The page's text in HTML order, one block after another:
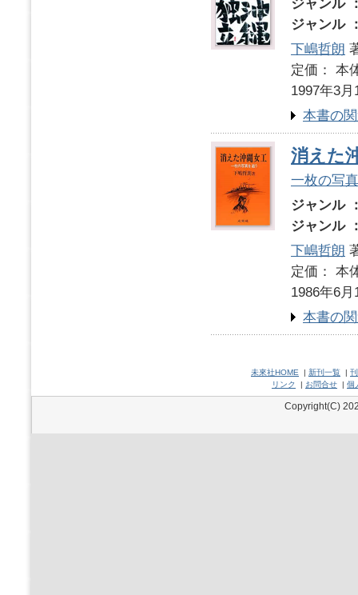
ジャンル
ジャンル
下嶋哲朗
定価：
1997年3月
本書の
消えた
一枚の写
ジャンル
ジャンル
下嶋哲朗
定価：
1986年6月
本書の
未來社HOME | 新刊一覧 |
リンク
| お問合せ | 個
Copyright(C)